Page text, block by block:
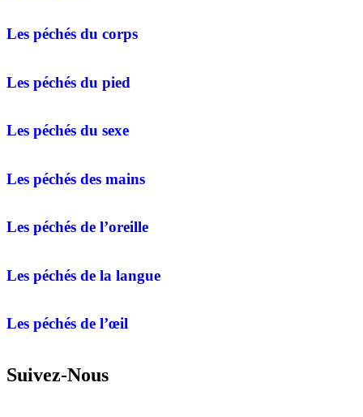
Les péchés du corps
Les péchés du pied
Les péchés du sexe
Les péchés des mains
Les péchés de l’oreille
Les péchés de la langue
Les péchés de l’œil
Suivez-Nous